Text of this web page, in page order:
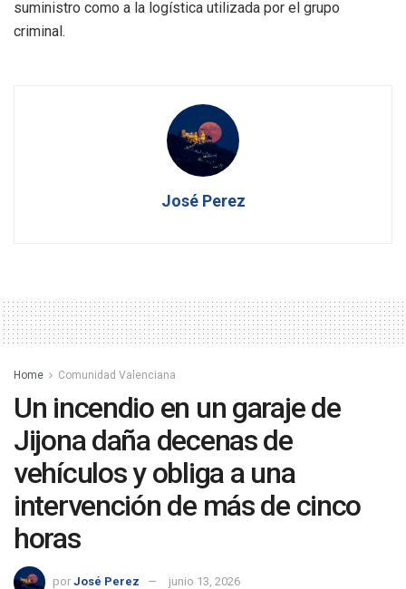
suministro como a la logística utilizada por el grupo
criminal.
José Perez
Home Comunidad Valenciana
Un incendio en un garaje de
Jijona daña decenas de
vehículos y obliga a una
intervención de más de cinco
horas
por José Perez junio 13, 2026